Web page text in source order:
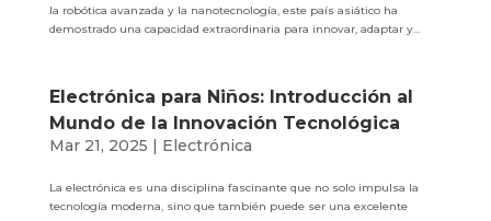
la robótica avanzada y la nanotecnología, este país asiático ha
demostrado una capacidad extraordinaria para innovar, adaptar y...
Electrónica para Niños: Introducción al
Mundo de la Innovación Tecnológica
Mar 21, 2025 | Electrónica
La electrónica es una disciplina fascinante que no solo impulsa la
tecnología moderna, sino que también puede ser una excelente